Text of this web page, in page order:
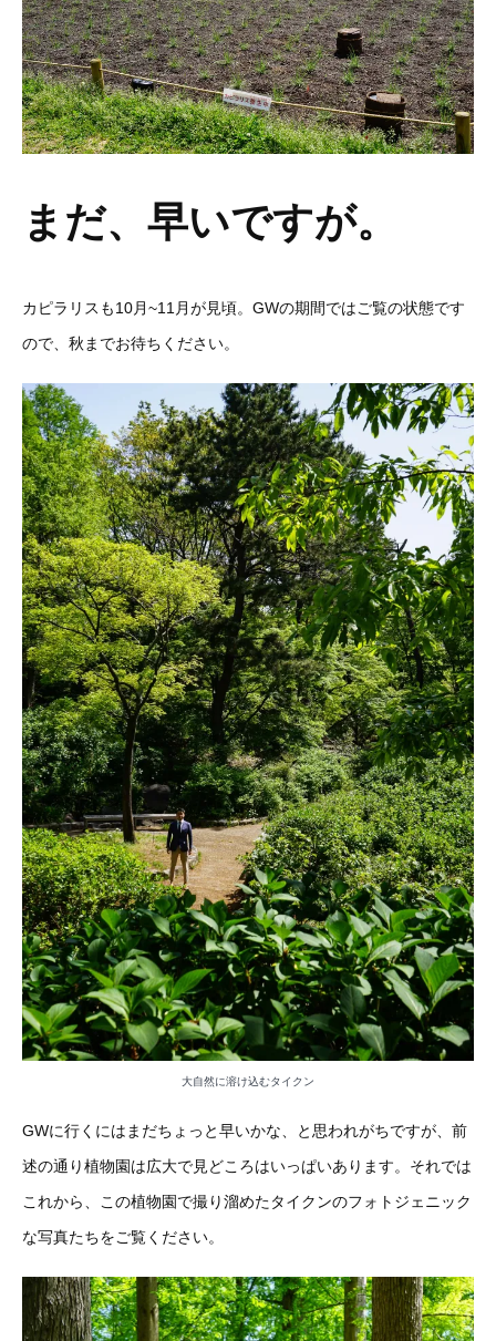
まだ、早いですが。
カピラリスも10月~11月が見頃。GWの期間ではご覧の状態です
ので、秋までお待ちください。
大自然に溶け込むタイクン
GWに行くにはまだちょっと早いかな、と思われがちですが、前
述の通り植物園は広大で見どころはいっぱいあります。それでは
これから、この植物園で撮り溜めたタイクンのフォトジェニック
な写真たちをご覧ください。